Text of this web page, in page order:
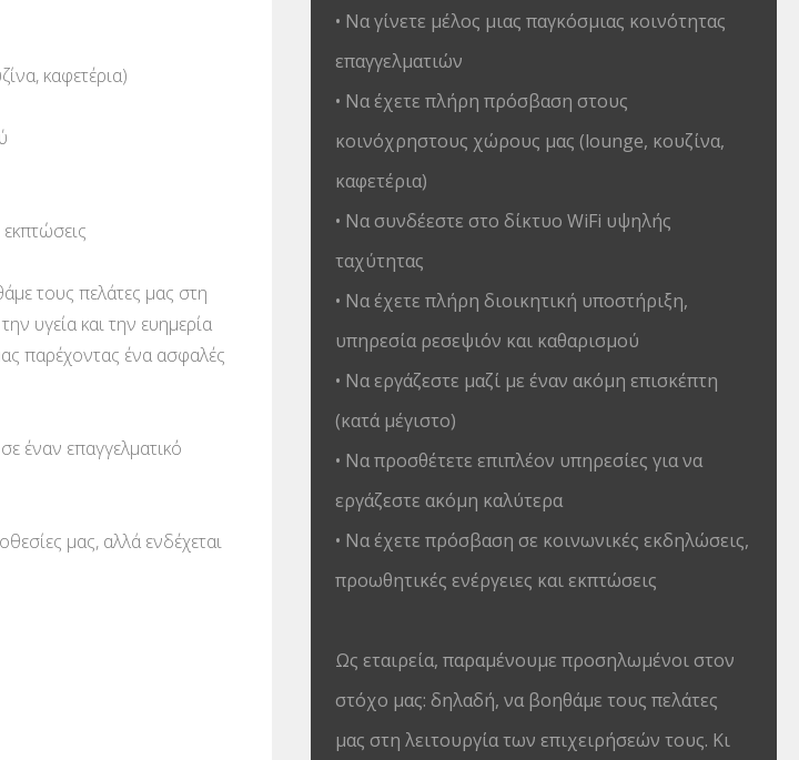
καφετέρια)
τους πελάτες μας στη
υγεία και την ευημερία
παρέχοντας ένα ασφαλές
έναν επαγγελματικό
μας, αλλά ενδέχεται
• Να γίνετε μέλος μιας παγκόσμιας κοινότητας
επαγγελματιών
• Να έχετε πλήρη πρόσβαση στους
κοινόχρηστους χώρους μας (lounge, κουζίνα,
καφετέρια)
• Να συνδέεστε στο δίκτυο WiFi υψηλής
ταχύτητας
• Να έχετε πλήρη διοικητική υποστήριξη,
υπηρεσία ρεσεψιόν και καθαρισμού
• Να εργάζεστε μαζί με έναν ακόμη επισκέπτη
(κατά μέγιστο)
• Να προσθέτετε επιπλέον υπηρεσίες για να
εργάζεστε ακόμη καλύτερα
• Να έχετε πρόσβαση σε κοινωνικές εκδηλώσεις,
προωθητικές ενέργειες και εκπτώσεις
Ως εταιρεία, παραμένουμε προσηλωμένοι στον
στόχο μας: δηλαδή, να βοηθάμε τους πελάτες
μας στη λειτουργία των επιχειρήσεών τους. Κι